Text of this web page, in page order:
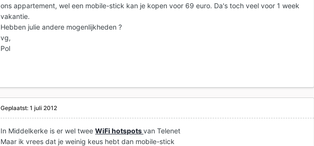
ons appartement, wel een mobile-stick kan je kopen voor 69 euro. Da's toch veel voor 1 week
vakantie.
Hebben julie andere mogenlijkheden ?
vg,
Pol
Geplaatst:1 juli 2012
In Middelkerke is er wel tweeWiFi hotspotsvan Telenet
Maar ik vrees dat je weinig keus hebt dan mobile-stick